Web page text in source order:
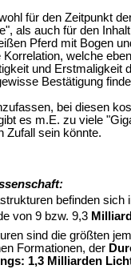
für den Zeitpunkt
als auch für den
Pferd mit Bogen
welche
und Erstmaligkeit
Bestätigung
bei diesen
es m.E. zu viele
Zufall sein könnte.
befinden sich
von 9 bzw. 9,3
sind die größten
Formationen, der
1,3 Milliarden